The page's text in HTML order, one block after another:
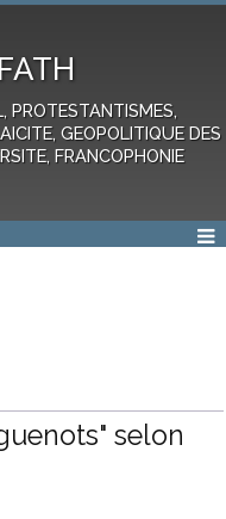
PROTESTANTISMES,
GEOPOLITIQUE DES
FRANCOPHONIE
selon